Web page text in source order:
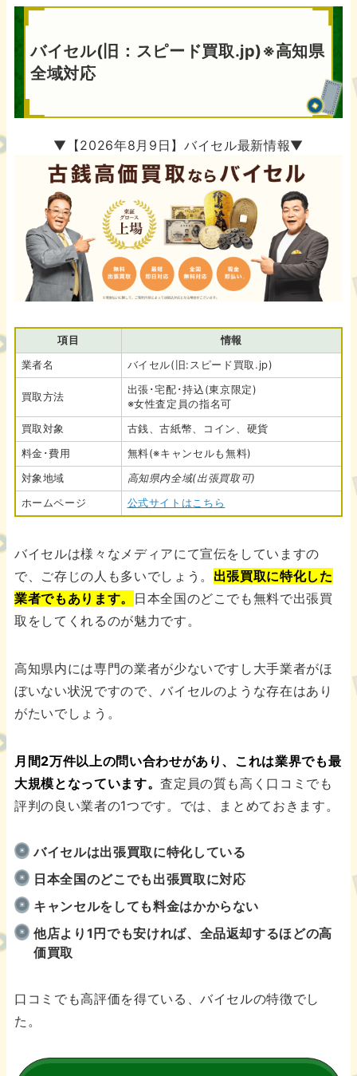
バイセル(旧：スピード買取.jp)※高知県
全域対応
▼【2026年8月9日】バイセル最新情報▼
項目
情報
業者名
バイセル(旧:スピード買取.jp)
買取方法
出張･宅配･持込(東京限定)
※女性査定員の指名可
買取対象
古銭、古紙幣、コイン、硬貨
料金･費用
無料(※キャンセルも無料)
対象地域
高知県内全域(出張買取可)
ホームページ
公式サイトはこちら
バイセルは様々なメディアにて宣伝をしていますの
で、ご存じの人も多いでしょう。 出張買取に特化した
業者でもあります。
日本全国のどこでも無料で出張買
取をしてくれるのが魅力です。
高知県内には専門の業者が少ないですし大手業者がほ
ぼいない状況ですので、バイセルのような存在はあり
がたいでしょう。
月間2万件以上の問い合わせがあり、これは業界でも最
大規模となっています。査定員の質も高く口コミでも
評判の良い業者の1つです。では、まとめておきます。
バイセルは出張買取に特化している
日本全国のどこでも出張買取に対応
キャンセルをしても料金はかからない
他店より1円でも安ければ、全品返却するほどの高
価買取
口コミでも高評価を得ている、バイセルの特徴でし
た。